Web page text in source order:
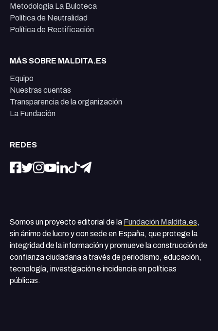
Metodología La Buloteca
Política de Neutralidad
Política de Rectificación
MÁS SOBRE MALDITA.ES
Equipo
Nuestras cuentas
Transparencia de la organización
La Fundación
REDES
Somos un proyecto editorial de la Fundación Maldita.es,
sin ánimo de lucro y con sede en España, que protege la
integridad de la información y promueve la construcción de
confianza ciudadana a través de periodismo, educación,
tecnología, investigación e incidencia en políticas
públicas.